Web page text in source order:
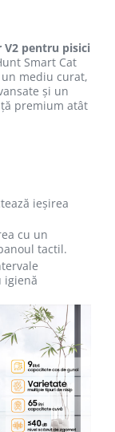
pentru pisici
Smart Cat
mediu curat,
și un
premium atât
ieșirea
cu un
tactil.
igienă